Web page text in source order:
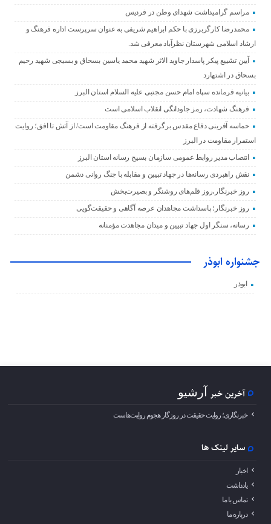
مراسم گرامیداشت شهدای وطن در فردیس
محمدرضا کارگربرزی با حکم ابراهیم شریفی به عنوان سرپرست اداره فرهنگ و
ارشاد اسلامی شهرستان نظرآباد معرفی شد.
آیین تشییع پیکر پاسدار جاوید الاثر شهید محمد یاسین بسحاق و بسیجی شهید رحیم
بسحاق در اشتهارد
بیانیه فرمانده سپاه امام حسن مجتبی علیه السلام استان البرز
فرهنگ شهادت، رمز جاودانگی انقلاب اسلامی است
حماسه آفرینی دفاع مقدس برگرفته از فرهنگ مقاومت است/ از آتش تا افق؛ روایت
استمرار مقاومت در البرز
انتصاب مدیر روابط عمومی سازمان بسیج رسانه استان البرز
نقش راهبردی رسانه‌ها در جهاد تبیین و مقابله با جنگ روانی دشمن
روز خبرنگار،روز قلم‌های روشنگر و بصیرت‌بخش
روز خبرنگار؛ پاسداشت مجاهدان عرصه آگاهی و حقیقت‌گویی
رسانه، سنگر اول جهاد تبیین و میدان مجاهدت مؤمنانه
جشنواره ابوذر
ابوذر
آخرین خبر آرشیو
خبرنگاری؛ روایت حقیقت در روزگار هجوم روایت‌هاست
سایر لینک ها
اخبار
یادداشت
تماس با ما
درباره ما